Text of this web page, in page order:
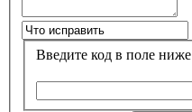
Введите код в поле ниже